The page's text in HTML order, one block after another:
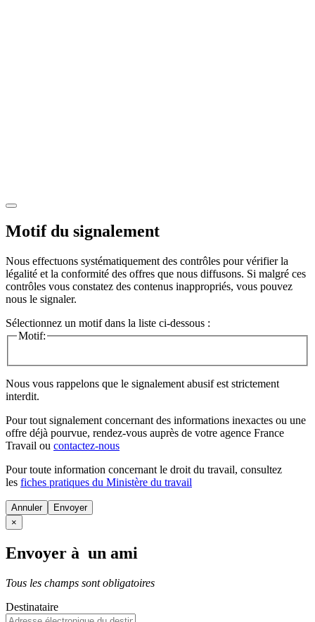
Motif du signalement
Nous effectuons systématiquement des contrôles pour vérifier la
légalité et la conformité des offres que nous diffusons. Si malgré ces
contrôles vous constatez des contenus inappropriés, vous pouvez
nous le signaler.
Sélectionnez un motif dans la liste ci-dessous :
Motif:
Nous vous rappelons que le signalement abusif est strictement
interdit.
Pour tout signalement concernant des informations inexactes ou une
offre déjà pourvue, rendez-vous auprès de votre agence France
Travail ou contactez-nous
Pour toute information concernant le droit du travail, consultez
les fiches pratiques du Ministère du travail
Annuler
×
Envoyer à un ami
Tous les champs sont obligatoires
Destinataire